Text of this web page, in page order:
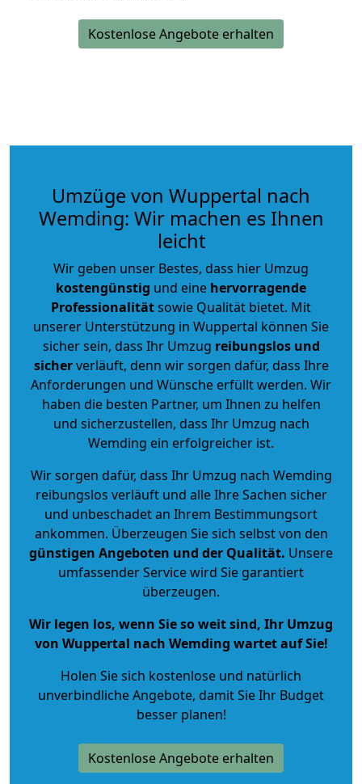
Kostenlose Angebote erhalten
Umzüge von Wuppertal nach
Wemding: Wir machen es Ihnen
leicht
Wir geben unser Bestes, dass hier Umzug
kostengünstig und eine hervorragende
Professionalitätsowie Qualität bietet. Mit
unserer Unterstützung in Wuppertal können Sie
sicher sein, dass Ihr Umzug reibungslos und
sicherverläuft, denn wir sorgen dafür, dass Ihre
Anforderungen und Wünsche erfüllt werden. Wir
haben die besten Partner, um Ihnen zu helfen
und sicherzustellen, dass Ihr Umzug nach
Wemding ein erfolgreicher ist.
Wir sorgen dafür, dass Ihr Umzug nach Wemding
reibungslos verläuft und alle Ihre Sachen sicher
und unbeschadet an Ihrem Bestimmungsort
ankommen. Überzeugen Sie sich selbst von den
günstigen Angeboten und der Qualität. Unsere
umfassender Service wird Sie garantiert
überzeugen.
Wir legen los, wenn Sie so weit sind, Ihr Umzug
von Wuppertal nach Wemding wartet auf Sie!
Holen Sie sich kostenlose und natürlich
unverbindliche Angebote, damit Sie Ihr Budget
besser planen!
Kostenlose Angebote erhalten